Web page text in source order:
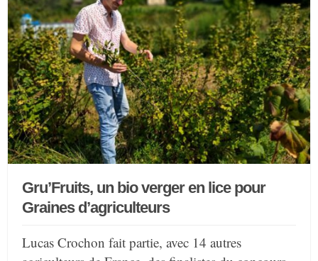
Gru’Fruits, un bio verger en lice pour
Graines d’agriculteurs
Lucas Crochon fait partie, avec 14 autres